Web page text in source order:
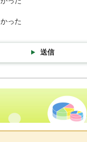
った
送信
の国統計情報館トップペー